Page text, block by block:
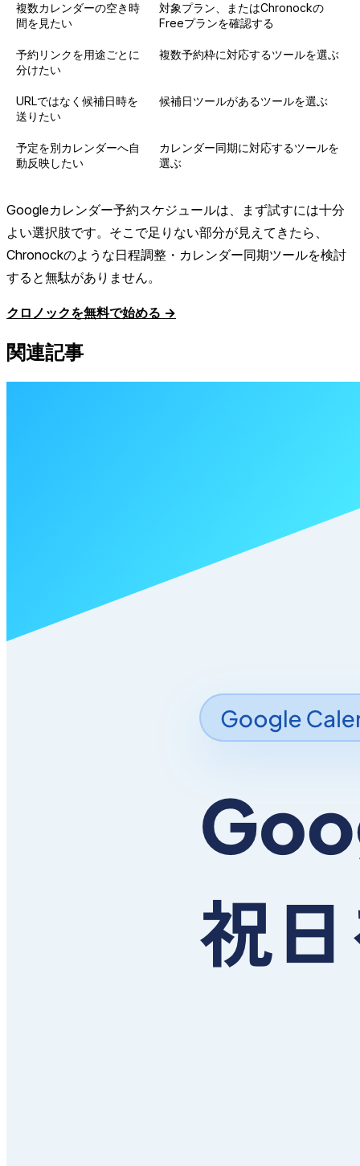
複数カレンダーの空き時
間を見たい
対象プラン、またはChronockの
Freeプランを確認する
予約リンクを用途ごとに
分けたい
複数予約枠に対応するツールを選ぶ
URLではなく候補日時を
送りたい
候補日ツールがあるツールを選ぶ
予定を別カレンダーへ自
動反映したい
カレンダー同期に対応するツールを
選ぶ
Googleカレンダー予約スケジュールは、まず試すには十分
よい選択肢です。そこで足りない部分が見えてきたら、
Chronockのような日程調整・カレンダー同期ツールを検討
すると無駄がありません。
クロノックを無料で始める →
関連記事